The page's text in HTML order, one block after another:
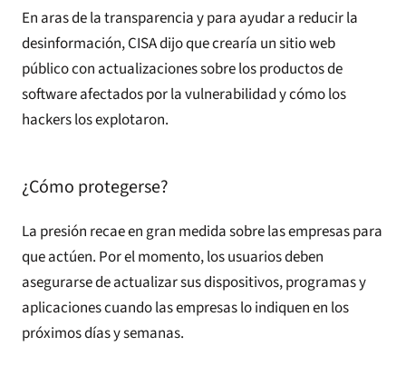
En aras de la transparencia y para ayudar a reducir la
desinformación, CISA dijo que crearía un sitio web
público con actualizaciones sobre los productos de
software afectados por la vulnerabilidad y cómo los
hackers los explotaron.
¿Cómo protegerse?
La presión recae en gran medida sobre las empresas para
que actúen. Por el momento, los usuarios deben
asegurarse de actualizar sus dispositivos, programas y
aplicaciones cuando las empresas lo indiquen en los
próximos días y semanas.